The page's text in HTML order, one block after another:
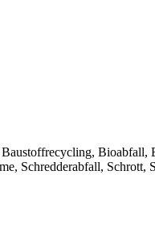
Bioabfall,
Schredderabfall, Schrott,